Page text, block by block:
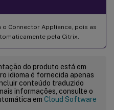
o Connector Appliance, pois as
pela Citrix.
do produto está em
idioma é fornecida apenas
conteúdo traduzido
informações, consulte o
em Cloud Software